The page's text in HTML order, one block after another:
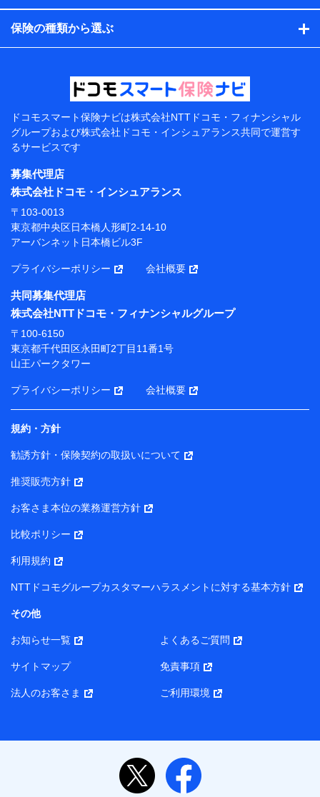
日、性別、保険契約者と被保険者の関係、保険加入の目
的、保険商品の内容、保険料、保険料のお支払方法、車
のメーカーや走行距離などの情報、建物の構造や築年数
などの情報、ペットの種類や年齢などの情報などが含ま
提供当事者から受領当事者が個人データを取得する方法
電子的・電磁的方法等
【共同して利用する者の範囲】
当社
株式会社NTTドコモ・フィナンシャルグループ
【利用目的】
当社または株式会社NTTドコモ・フィナンシャルグルー
プが提供する保険関連サービスにおけるユーザー登録受
付および管理のため
当社または株式会社NTTドコモ・フィナンシャルグルー
携会社の保険その他に関する情報を提供するため、また
維持管理等の委託業務遂行のため、またそれらに付帯、
関連する当社または株式会社NTTドコモ・フィナンシャ
ルグループおよび提携会社のサービスを案内、提供する
ため
（各サービスで取得したサービス利用履歴、ウェブサイ
トの閲覧履歴、購買履歴、ご契約内容等のパーソナルデ
ータを分析して、お客さまの趣味・嗜好・傾向に応じた
サービス・商品等に関するご提案や広告の配信等を行う
ことがあります。）
各種セミナーの開催のため
コンサルティングサービスの実施のため
アンケートやキャンペーン等の実施のため
上記に係る案内・手続き・管理等付帯業務を行うため
所・代表者名】
り）
株式会社NTTドコモ・フィナンシャルグループ 代表取締役
社長 廣井 孝史
東京都中央区日本橋人形町2-14-10 アーバンネット日本橋
株式会社ドコモ・インシュアランス 代表取締役社長 吉
村 忠義
また当社は、オンライン面談による保険のご相談にあたっ
氏名、生年月日、住所、メールアドレス、電話番号、個
人の属性に関する情報、資料請求の情報（有無を含みま
保険の種類から選ぶ
ドコモスマート保険ナビは株式会社NTTドコモ・フィナンシャル
グループおよび株式会社ドコモ・インシュアランス共同で運営す
るサービスです
募集代理店
株式会社ドコモ・インシュアランス
〒103-0013
東京都中央区日本橋人形町2-14-10
アーバンネット日本橋ビル3F
プライバシーポリシー 会社概要
共同募集代理店
株式会社NTTドコモ・フィナンシャルグループ
〒100-6150
東京都千代田区永田町2丁目11番1号
山王パークタワー
プライバシーポリシー 会社概要
規約・方針
勧誘方針・保険契約の取扱いについて
推奨販売方針
お客さま本位の業務運営方針
比較ポリシー
利用規約
NTTドコモグループカスタマーハラスメントに対する基本方針
その他
お知らせ一覧 よくあるご質問
サイトマップ 免責事項
法人のお客さま ご利用環境